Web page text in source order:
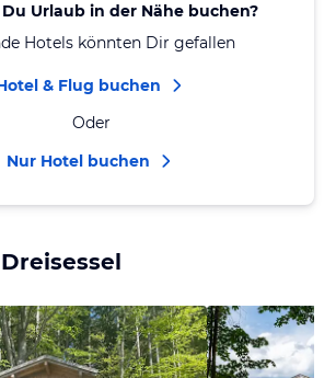
Urlaub in der Nähe buchen?
Hotels könnten Dir gefallen
& Flug buchen
Oder
Nur Hotel buchen